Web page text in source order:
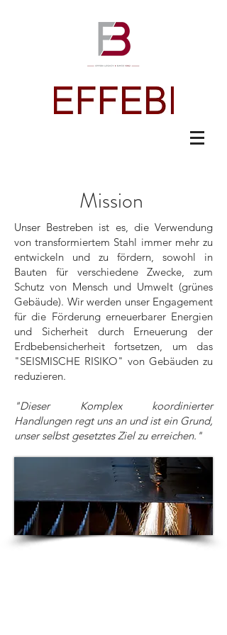
Mission
Unser Bestreben ist es, die Verwendung
von transformiertem Stahl immer mehr zu
entwickeln und zu fördern, sowohl in
Bauten für verschiedene Zwecke, zum
Schutz von Mensch und Umwelt (grünes
Gebäude). Wir werden unser Engagement
für die Förderung erneuerbarer Energien
und Sicherheit durch Erneuerung der
Erdbebensicherheit fortsetzen, um das
"SEISMISCHE RISIKO" von Gebäuden zu
reduzieren.
"Dieser Komplex koordinierter
Handlungen regt uns an und ist ein Grund,
unser selbst gesetztes Ziel zu erreichen."